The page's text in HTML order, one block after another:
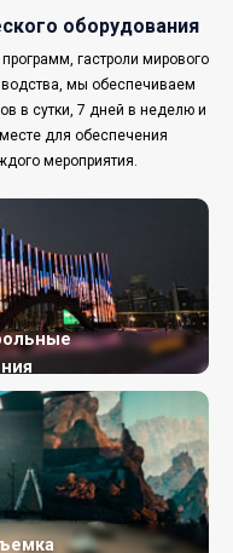
оборудования
гастроли мирового
мы обеспечиваем
в сутки, 7 дней в неделю и
для обеспечения
мероприятия.